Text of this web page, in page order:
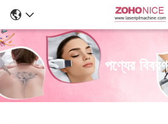
পণ্যের বিবরণ